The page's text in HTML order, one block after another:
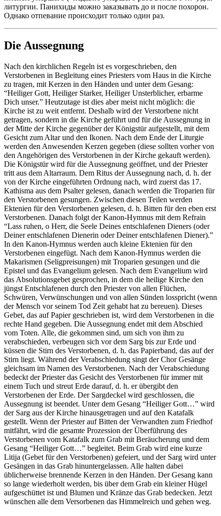
литургии. Панихиды можно заказывать до и после похорон.
Однако отпевание происходит только один раз.
Die Aussegnung
Nach den kirchlichen Regeln ist es vorgeschrieben, den
Verstorbenen in Begleitung eines Priesters vom Haus in die Kirche
zu tragen, mit Kerzen in den Händen und unter dem Gesang:
“Heiliger Gott, Heiliger Starker, Heiliger Unsterblicher, erbarme
Dich unser.” Heutzutage ist dies aber meist nicht möglich: die
Kirche ist zu weit entfernt. Deshalb wird der Verstorbene nicht
getragen, sondern in die Kirche geführt und für die Aussegnung in
der Mitte der Kirche gegenüber der Königstür aufgestellt, mit dem
Gesicht zum Altar und den Ikonen. Nach dem Ende der Liturgie
werden den Anwesenden Kerzen gegeben (diese sollten vorher von
den Angehörigen des Verstorbenen in der Kirche gekauft werden).
Die Königstür wird für die Aussegnung geöffnet, und der Priester
tritt aus dem Altarraum. Dem Ritus der Aussegnung nach, d. h. der
von der Kirche eingeführten Ordnung nach, wird zuerst das 17.
Kathisma aus dem Psalter gelesen, danach werden die Troparien für
den Verstorbenen gesungen. Zwischen diesen Teilen werden
Ektenien für den Verstorbenen gelesen, d. h. Bitten für den eben erst
Verstorbenen. Danach folgt der Kanon-Hymnus mit dem Refrain
“Lass ruhen, o Herr, die Seele Deines entschlafenen Dieners (oder
Deiner entschlafenen Dienerin oder Deiner entschlafenen Diener).”
In den Kanon-Hymnus werden auch kleine Ektenien für den
Verstorbenen eingefügt. Nach dem Kanon-Hymnus werden die
Makarismen (Seligpreisungen) mit Troparien gesungen und die
Epistel und das Evangelium gelesen. Nach dem Evangelium wird
das Absolutionsgebet gesprochen, in dem die heilige Kirche den
jüngst Entschlafenen durch den Priester von allen Flüchen,
Schwüren, Verwünschungen und von allen Sünden losspricht (wenn
der Mensch vor seinem Tod Zeit gehabt hat zu bereuen). Dieses
Gebet, das auf Papier geschrieben ist, wird dem Verstorbenen in die
rechte Hand gegeben. Die Aussegnung endet mit dem Abschied
vom Toten. Alle, die gekommen sind, um sich von ihm zu
verabschieden, verbeugen sich vor dem Sarg bis zur Erde und
küssen die Stirn des Verstorbenen, d. h. das Papierband, das auf der
Stirn liegt. Während der Verabschiedung singt der Chor Gesänge
gleichsam im Namen des Verstorbenen. Nach der Verabschiedung
bedeckt der Priester das Gesicht des Verstorbenen für immer mit
einem Tuch und streut Erde darauf, d. h. er übergibt den
Verstorbenen der Erde. Der Sargdeckel wird geschlossen, die
Aussegnung ist beendet. Unter dem Gesang “Heiliger Gott…” wird
der Sarg aus der Kirche hinausgetragen und auf den Katafalk
gestellt. Wenn der Priester auf Bitten der Verwandten zum Friedhof
mitfährt, wird die gesamte Prozession der Überführung des
Verstorbenen vom Katafalk zum Grab mit Beräucherung und dem
Gesang “Heiliger Gott…” begleitet. Beim Grab wird eine kurze
Litija (Gebet für den Verstorbenen) gefeiert, und der Sarg wird unter
Gesängen in das Grab hinuntergelassen. Alle halten dabei
üblicherweise brennende Kerzen in den Händen. Der Gesang kann
so lange wiederholt werden, bis über dem Grab ein kleiner Hügel
aufgeschüttet ist und Blumen und Kränze das Grab bedecken. Jetzt
wünschen alle dem Versorbenen das Himmelreich und gehen weg.